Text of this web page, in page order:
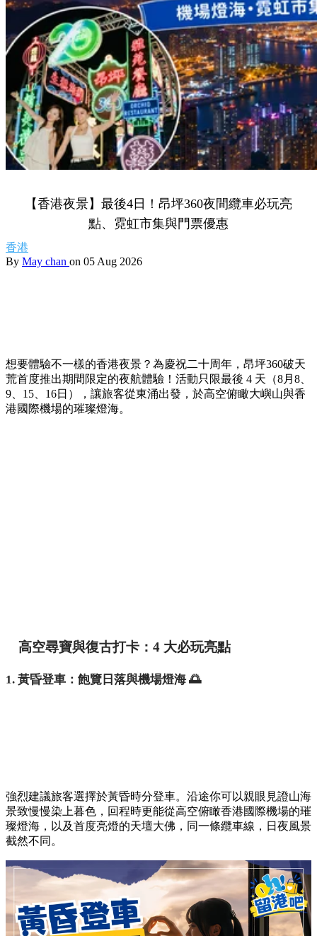
【香港夜景】最後4日！昂坪360夜間纜車必玩亮
點、霓虹市集與門票優惠
香港
By May chan on 05 Aug 2026
想要體驗不一樣的香港夜景？為慶祝二十周年，昂坪360破天
荒首度推出期間限定的夜航體驗！活動只限最後 4 天（8月8、
9、15、16日），讓旅客從東涌出發，於高空俯瞰大嶼山與香
港國際機場的璀璨燈海。
高空尋寶與復古打卡：4 大必玩亮點
1. 黃昏登車：飽覽日落與機場燈海 🌅
強烈建議旅客選擇於黃昏時分登車。沿途你可以親眼見證山海
景致慢慢染上暮色，回程時更能從高空俯瞰香港國際機場的璀
璨燈海，以及首度亮燈的天壇大佛，同一條纜車線，日夜風景
截然不同。